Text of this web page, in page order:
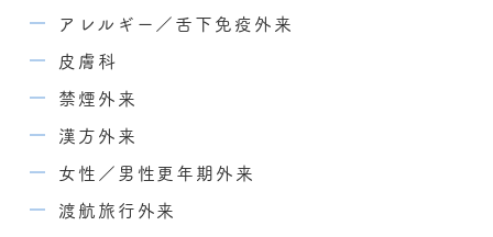
アレルギー／舌下免疫外来
皮膚科
禁煙外来
漢方外来
女性／男性更年期外来
渡航旅行外来